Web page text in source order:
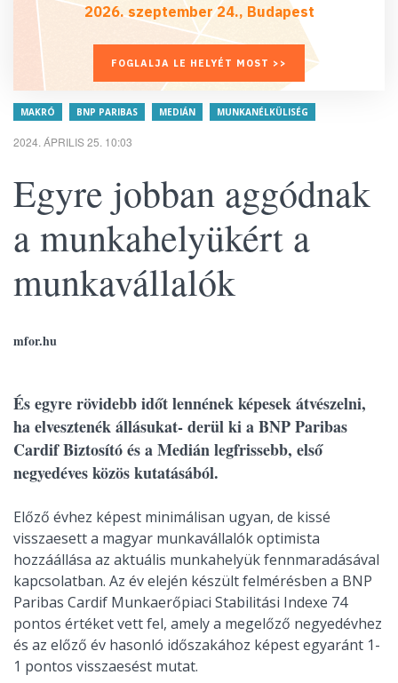
2026. szeptember 24., Budapest
FOGLALJA LE HELYÉT MOST >>
MAKRÓ BNP PARIBAS MEDIÁN MUNKANÉLKÜLISÉG
2024. ÁPRILIS 25. 10:03
Egyre jobban aggódnak
a munkahelyükért a
munkavállalók
mfor.hu
És egyre rövidebb időt lennének képesek átvészelni,
ha elvesztenék állásukat- derül ki a BNP Paribas
Cardif Biztosító és a Medián legfrissebb, első
negyedéves közös kutatásából.
Előző évhez képest minimálisan ugyan, de kissé
visszaesett a magyar munkavállalók optimista
hozzáállása az aktuális munkahelyük fennmaradásával
kapcsolatban. Az év elején készült felmérésben a BNP
Paribas Cardif Munkaerőpiaci Stabilitási Indexe 74
pontos értéket vett fel, amely a megelőző negyedévhez
és az előző év hasonló időszakához képest egyaránt 1-
1 pontos visszaesést mutat.